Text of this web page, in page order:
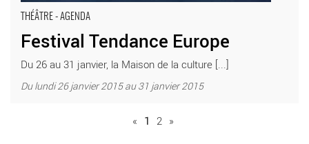
THÉÂTRE - AGENDA
Festival Tendance Europe
Du 26 au 31 janvier, la Maison de la culture [...]
Du lundi 26 janvier 2015 au 31 janvier 2015
« 1 2 »